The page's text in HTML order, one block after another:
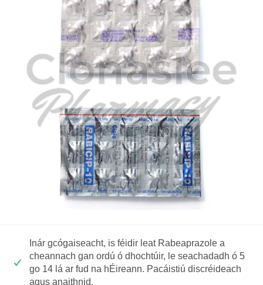
Inár gcógaiseacht, is féidir leat Rabeaprazole a
cheannach gan ordú ó dhochtúir, le seachadadh ó 5
go 14 lá ar fud na hÉireann. Pacáistiú discréideach
agus anaithnid.